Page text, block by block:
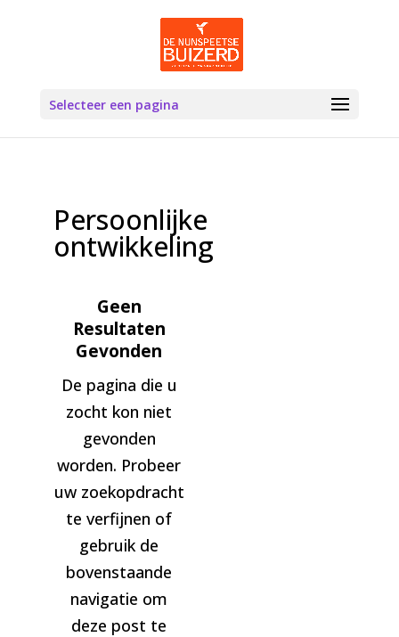
Selecteer een pagina
Persoonlijke
ontwikkeling
Geen
Resultaten
Gevonden
De pagina die u
zocht kon niet
gevonden
worden. Probeer
uw zoekopdracht
te verfijnen of
gebruik de
bovenstaande
navigatie om
deze post te